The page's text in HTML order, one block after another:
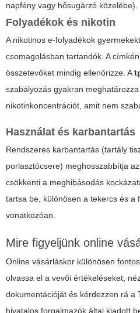
napfény vagy hősugárzó közelébe).
Folyadékok és nikotin
A nikotinos e-folyadékok
csomagolásban tartandók. A
összetevőket mindig ellenőrizze. A
szabályozás gyakran
nikotinkoncentrációt, amit nem
Használat és karbantartás
Rendszeres karbantartás (tartály
porlasztócsere) meghosszabbítja
csökkenti a meghibásodás
tartsa be, különösen a tekercs és a
vonatkozóan.
Mire figyeljünk online
Online vásárláskor különösen
olvassa el a vevői értékeléseket,
dokumentációját és kérdezzen rá a
hivatalos forgalmazók által kiadott